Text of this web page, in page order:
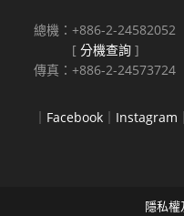
總機：+886-2-24582052
[分機查詢 ]
傳真：+886-2-24573724
｜ Facebook ｜ Instagram ｜
隱私